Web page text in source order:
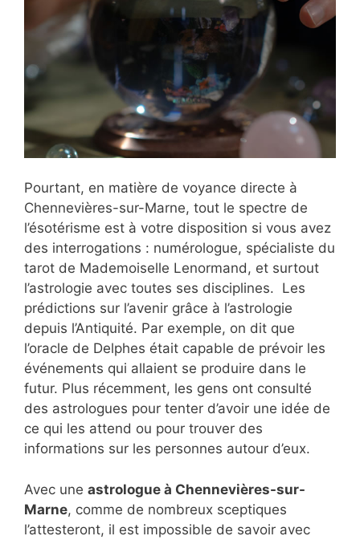
Pourtant, en matière de voyance directe à
Chennevières-sur-Marne, tout le spectre de
l’ésotérisme est à votre disposition si vous avez
des interrogations : numérologue, spécialiste du
tarot de Mademoiselle Lenormand, et surtout
l’astrologie avec toutes ses disciplines. Les
prédictions sur l’avenir grâce à l’astrologie
depuis l’Antiquité. Par exemple, on dit que
l’oracle de Delphes était capable de prévoir les
événements qui allaient se produire dans le
futur. Plus récemment, les gens ont consulté
des astrologues pour tenter d’avoir une idée de
ce qui les attend ou pour trouver des
informations sur les personnes autour d’eux.
Avec une astrologue à Chennevières-sur-
Marne, comme de nombreux sceptiques
l’attesteront, il est impossible de savoir avec